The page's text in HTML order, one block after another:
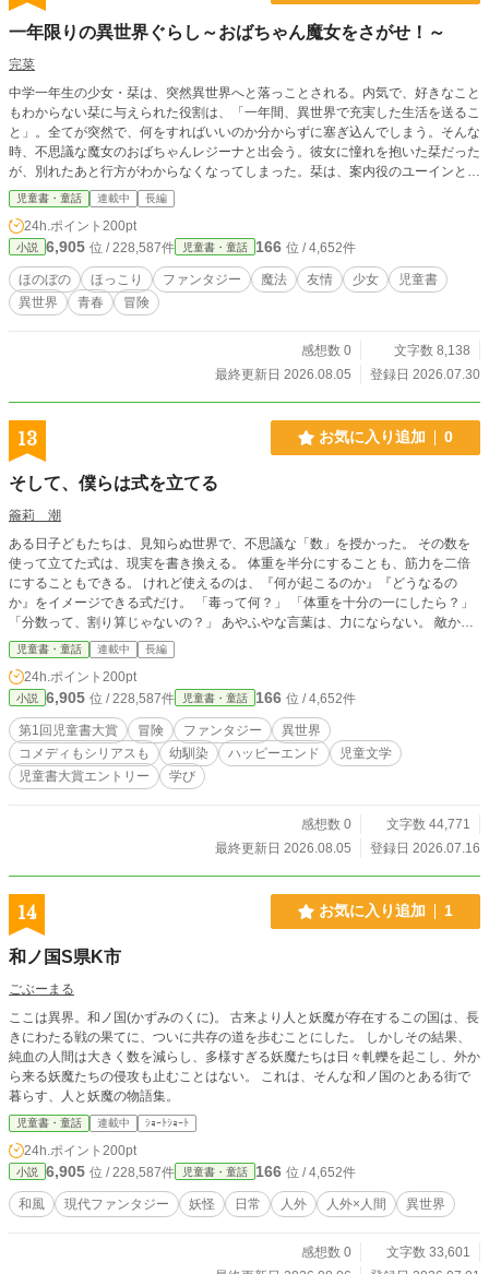
一年限りの異世界ぐらし～おばちゃん魔女をさがせ！～
完菜
中学一年生の少女・栞は、突然異世界へと落っことされる。内気で、好きなこと
もわからない栞に与えられた役割は、「一年間、異世界で充実した生活を送るこ
と」。全てが突然で、何をすればいいのか分からずに塞ぎ込んでしまう。そんな
時、不思議な魔女のおばちゃんレジーナと出会う。彼女に憧れを抱いた栞だった
が、別れたあと行方がわからなくなってしまった。栞は、案内役のユーインとと
もに魔女探しの旅へ出ることを決める。さまざまな出会いの中で、内気で臆病な
少女が成長していく異世界ファンタジー。
児童書・童話 連載中 長編
24h.ポイント 200pt
小説 6,905 位 / 228,587件 児童書・童話 166 位 / 4,652件
ほのぼの ほっこり ファンタジー 魔法 友情 少女
児童書
異世界
青春 冒険
感想数 0
文字数 8,138
最終更新日 2026.08.05
登録日 2026.07.30
13 お気に入り追加 0
そして、僕らは式を立てる
籥莉 潮
ある日子どもたちは、見知らぬ世界で、不思議な「数」を授かった。 その数を
使って立てた式は、現実を書き換える。 体重を半分にすることも、筋力を二倍
にすることもできる。 けれど使えるのは、『何が起こるのか』『どうなるの
か』をイメージできる式だけ。 「毒って何？」 「体重を十分の一にしたら？」
「分数って、割り算じゃないの？」 あやふやな言葉は、力にならない。 敵か味
方か、謎の大人に導かれ、子どもたちは異世界を旅する。 現地の少年ジャファ
ルとの出会いが、彼らを世界の異変へと巻き込んでいく。 『原初の呪い』とは
何か。『原初の旅人』は世界に何を残したのか。 考えることが、生き残る力に
なる。 「なるほど」が、そのまま力になる異世界ファンタジー。 ※八月からは
毎日投稿・八月中に完結予定。
児童書・童話 連載中 長編
24h.ポイント 200pt
小説 6,905 位 / 228,587件 児童書・童話 166 位 / 4,652件
第1回児童書大賞 冒険 ファンタジー
異世界
コメディもシリアスも
幼馴染 ハッピーエンド
児童文学
児童書大賞エントリー
学び
感想数 0
文字数 44,771
最終更新日 2026.08.05
登録日 2026.07.16
14 お気に入り追加 1
和ノ国S県K市
ごぶーまる
ここは異界。和ノ国(かずみのくに)。 古来より人と妖魔が存在するこの国は、長
きにわたる戦の果てに、ついに共存の道を歩むことにした。 しかしその結果、
純血の人間は大きく数を減らし、多様すぎる妖魔たちは日々軋轢を起こし、外か
ら来る妖魔たちの侵攻も止むことはない。 これは、そんな和ノ国のとある街で
暮らす、人と妖魔の物語集。
児童書・童話 連載中 ｼｮｰﾄｼｮｰﾄ
24h.ポイント 200pt
小説 6,905 位 / 228,587件 児童書・童話 166 位 / 4,652件
和風 現代ファンタジー 妖怪 日常 人外 人外×人間 異世界
感想数 0
文字数 33,601